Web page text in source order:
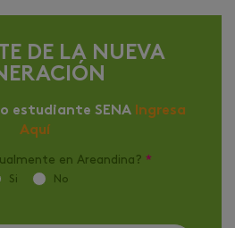
DE LA NUEVA
estudiante SENA Ingresa
Aquí
en Areandina? *
Si No